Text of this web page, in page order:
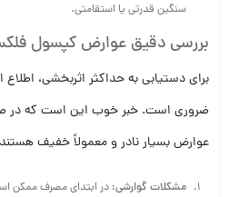
سنگین قدرتی یا استقامتی.
بررسی دقیق عوارض کپسول
برای دستیابی به حداکثر اثربخشی، اطلاع
ضروری است. خبر خوب این است که در
عوارض بسیار نادر و معمولاً خفیف
مشکلات گوارشی: در ابتدای مصرف ممکن